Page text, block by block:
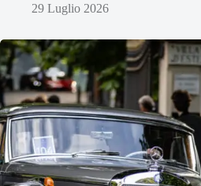
29 Luglio 2026